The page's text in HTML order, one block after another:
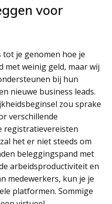
voor
tot je genomen hoe je
met weinig geld, maar wij
bij hun
nieuwe business leads.
zou sprake
verschillende
registratievereisten
het er niet steeds om
beleggingspand met
arbeidsproductiviteit en
medewerkers, kun je je
platformen. Sommige